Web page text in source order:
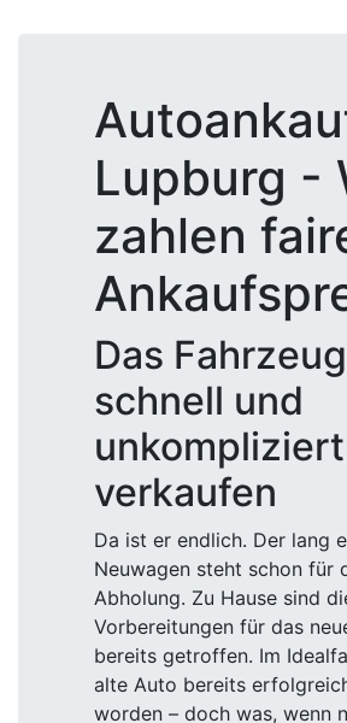
Lupburg -
zahlen
Das Fahrzeug
schnell und
unkompliziert
verkaufen
Da ist er endlich. Der lang
Neuwagen steht schon für
Abholung. Zu Hause sind
Vorbereitungen für das
bereits getroffen. Im
alte Auto bereits
worden – doch was, wenn